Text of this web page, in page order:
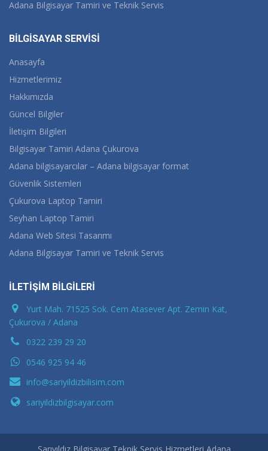
Adana Bilgisayar Tamiri ve Teknik Servis
BİLGİSAYAR SERVİSİ
Anasayfa
Hizmetlerimiz
Hakkımızda
Güncel Bilgiler
İletişim Bilgileri
Bilgisayar Tamiri Adana Çukurova
Adana bilgisayarcılar – Adana bilgisayar format
Güvenlik Sistemleri
Çukurova Laptop Tamiri
Seyhan Laptop Tamiri
Adana Web Sitesi Tasarımı
Adana Bilgisayar Tamiri ve Teknik Servis
İLETİŞİM BİLGİLERİ
Yurt Mah. 71525 Sok. Cem Atasever Apt. Zemin Kat,
Çukurova / Adana
0322 239 29 20
0546 925 94 46
info@sariyildizbilisim.com
sariyildizbilgisayar.com